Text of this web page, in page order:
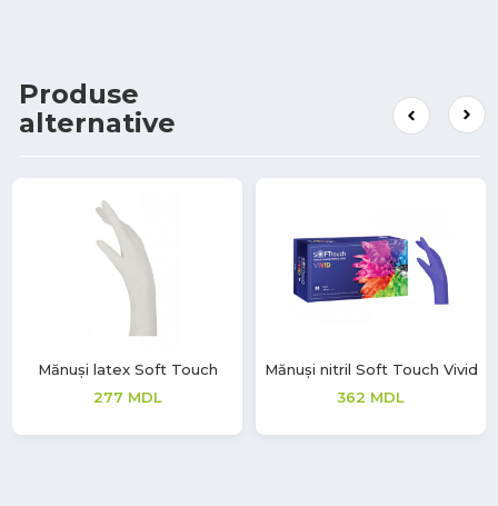
Produse
alternative
Mănuși latex Soft Touch
277 MDL
Mănuși nitril Soft Touch Vivid
362 MDL